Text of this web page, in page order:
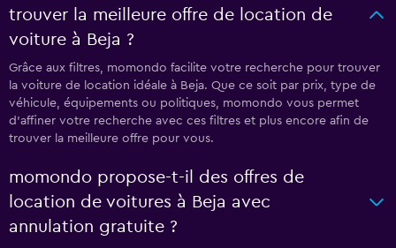
trouver la meilleure offre de location de
voiture à Beja ?
Grâce aux filtres, momondo facilite votre recherche pour trouver
la voiture de location idéale à Beja. Que ce soit par prix, type de
véhicule, équipements ou politiques, momondo vous permet
d'affiner votre recherche avec ces filtres et plus encore afin de
trouver la meilleure offre pour vous.
momondo propose-t-il des offres de
location de voitures à Beja avec
annulation gratuite ?